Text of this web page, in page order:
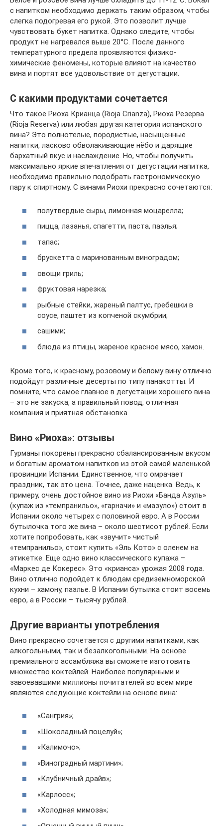
с напитком необходимо держать таким образом, чтобы
слегка подогревая его рукой. Это позволит лучше
чувствовать букет напитка. Однако следите, чтобы
продукт не нагревался выше 20°С. После данного
температурного предела проявляются физико-
химические феномены, которые влияют на качество
вина и портят все удовольствие от дегустации.
С какими продуктами сочетается
Что такое Риоха Крианца (Rioja Crianza), Риоха Резерва
(Rioja Reserva) или любая другая категория испанского
вина? Это полнотелые, породистые, насыщенные
напитки, ласково обволакивающие нёбо и дарящие
бархатный вкус и наслаждение. Но, чтобы получить
максимально яркие впечатления от дегустации напитка,
необходимо правильно подобрать гастрономическую
пару к спиртному. С винами Риохи прекрасно сочетаются:
полутвердые сыры, лимонная моцарелла;
пицца, лазанья, спагетти, паста, паэлья;
тапас;
брускетта с маринованным виноградом;
овощи гриль;
фруктовая нарезка;
рыбные стейки, жареный палтус, гребешки в
соусе, паштет из копченой скумбрии;
сашими;
блюда из птицы, жареное красное мясо, хамон.
Кроме того, к красному, розовому и белому вину отлично
подойдут различные десерты по типу панакотты. И
помните, что самое главное в дегустации хорошего вина
– это не закуска, а правильный повод, отличная
компания и приятная обстановка.
Вино «Риоха»: отзывы
Гурманы покорены прекрасно сбалансированным вкусом
и богатым ароматом напитков из этой самой маленькой
провинции Испании. Единственное, что омрачает
праздник, так это цена. Точнее, даже наценка. Ведь, к
примеру, очень достойное вино из Риохи «Банда Азуль»
(купаж из «темпранильо», «гарначи» и «мазуло») стоит в
Испании около четырех с половиной евро. А в России
бутылочка того же вина – около шестисот рублей. Если
хотите попробовать, как «звучит» чистый
«темпранильо», стоит купить «Эль Кото» с оленем на
этикетке. Еще одно вино классического купажа –
«Маркес де Кокерес». Это «крианса» урожая 2008 года.
Вино отлично подойдет к блюдам средиземноморской
кухни – хамону, паэлье. В Испании бутылка стоит восемь
евро, а в России – тысячу рублей.
Другие варианты употребления
Вино прекрасно сочетается с другими напитками, как
алкогольными, так и безалкогольными. На основе
премиального ассамбляжа вы сможете изготовить
множество коктейлей. Наиболее популярными и
завоевавшими миллионы почитателей во всем мире
являются следующие коктейли на основе вина:
«Сангрия»;
«Шоколадный поцелуй»;
«Калимочо»;
«Виноградный мартини»;
«Клубничный драйв»;
«Карлосс»;
«Холодная мимоза»;